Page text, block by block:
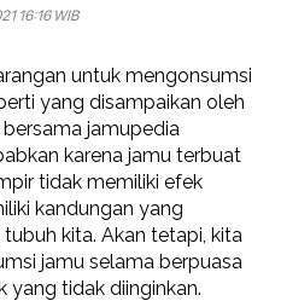
16:16 WIB
untuk mengonsumsi
yang disampaikan oleh
jamupedia
karena jamu terbuat
tidak memiliki efek
kandungan yang
kita. Akan tetapi, kita
jamu selama berpuasa
yang tidak diinginkan.